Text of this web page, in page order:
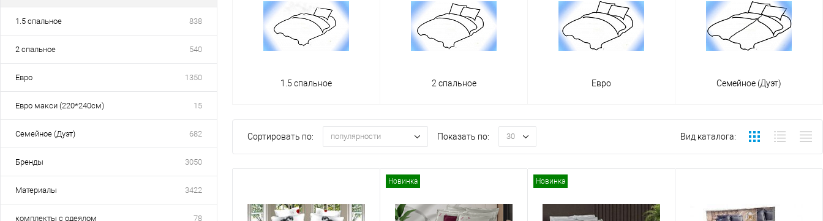
1.5 спальное 838
2 спальное 540
Евро 1350
Евро макси (220*240см) 15
Семейное (Дуэт) 682
Бренды 3050
Материалы 3422
комплекты с одеялом 78
1.5 спальное 2 спальное Евро Семейное (Дуэт)
Сортировать по: популярности Показать по: 30 Вид каталога:
Новинка Новинка